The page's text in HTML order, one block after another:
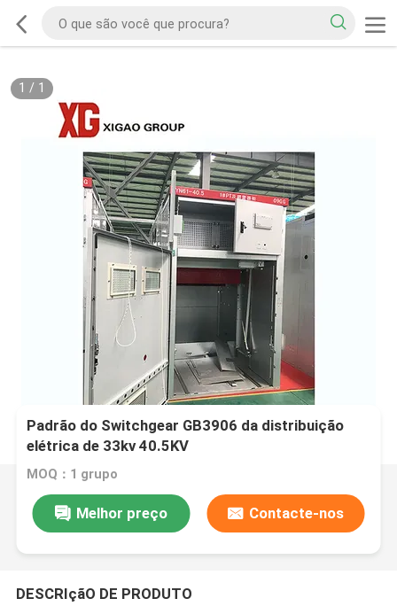
1 / 1
Padrão do Switchgear GB3906 da distribuição
elétrica de 33kv 40.5KV
MOQ：1 grupo
Melhor preço Contacte-nos
DESCRIçãO DE PRODUTO